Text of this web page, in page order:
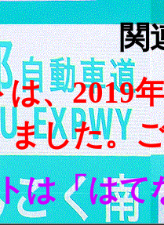
関
、2019
ました。
は「はて